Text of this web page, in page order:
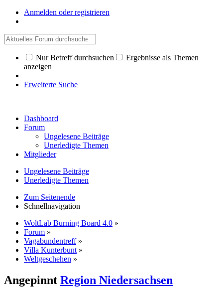
Anmelden oder registrieren
Nur Betreff durchsuchen
Ergebnisse als Themen
anzeigen
Erweiterte Suche
Dashboard
Forum
Ungelesene Beiträge
Unerledigte Themen
Mitglieder
Ungelesene Beiträge
Unerledigte Themen
Zum Seitenende
Schnellnavigation
WoltLab Burning Board 4.0 »
Forum »
Vagabundentreff »
Villa Kunterbunt »
Weltgeschehen »
Angepinnt Region Niedersachsen